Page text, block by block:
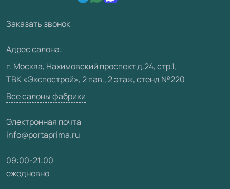
Техническая информация
Юридическая информация
Вакансии
Видео
Карта сайта
Заказать звонок
Адрес салона:
г. Москва, Нахимовский проспект д.24, стр.1,
ТВК «Экспострой», 2 пав., 2 этаж, стенд №220
Все салоны фабрики
Электронная почта
info@portaprima.ru
09:00-21:00
ежедневно